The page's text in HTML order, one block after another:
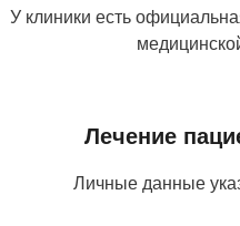
У клиники есть
Лечение
Личные данные